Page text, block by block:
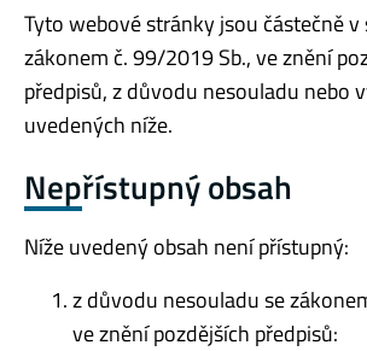
Tyto webové stránky jsou částečně v
zákonem č. 99/2019 Sb., ve znění
předpisů, z důvodu nesouladu nebo
uvedených níže.
Nepřístupný obsah
Níže uvedený obsah není přístupný:
z důvodu nesouladu se
ve znění pozdějších předpisů: